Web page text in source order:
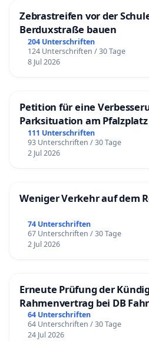
Zebrastreifen vor der
Berduxstraße bauen
204 Unterschriften
124 Unterschriften / 30 Tage
8 Jul 2026
Petition für eine
Parksituation am
111 Unterschriften
93 Unterschriften / 30 Tage
2 Jul 2026
Weniger Verkehr auf dem
74 Unterschriften
67 Unterschriften / 30 Tage
2 Jul 2026
Erneute Prüfung der
Rahmenvertrag bei DB
64 Unterschriften
64 Unterschriften / 30 Tage
24 Jul 2026